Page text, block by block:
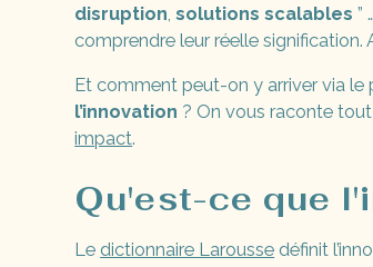
disruption,solutions scalables”
comprendre leur réelle signification.
Et comment peut-on y arriver via le
l’innovation ? On vous raconte
impact.
Qu'est-ce que
Ledictionnaire Larousse définit